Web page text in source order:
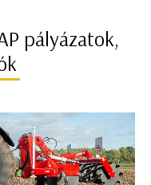
pályázatok,